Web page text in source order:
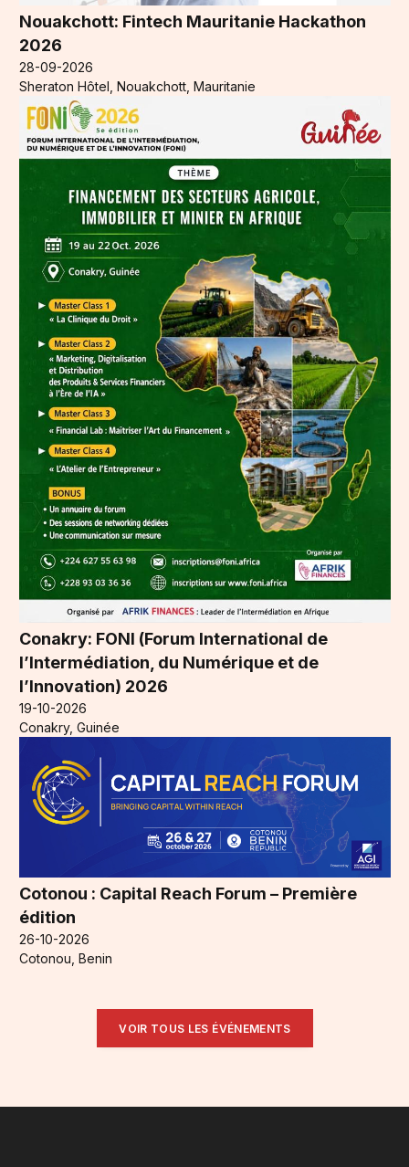
Nouakchott: Fintech Mauritanie Hackathon
2026
28-09-2026
Sheraton Hôtel, Nouakchott, Mauritanie
Conakry: FONI (Forum International de
l’Intermédiation, du Numérique et de
l’Innovation) 2026
19-10-2026
Conakry, Guinée
Cotonou : Capital Reach Forum – Première
édition
26-10-2026
Cotonou, Benin
VOIR TOUS LES ÉVÉNEMENTS